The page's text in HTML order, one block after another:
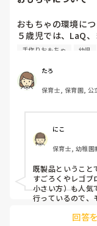
おもちゃの環境につ
５歳児では、LaQ
ラ、カードゲーム
は必要といったも
い。
れていますか？
手作りおもちゃ 幼児
たろ
保育士, 保育園, 公
にこ
保育士, 幼稚園
既製品ということ
すごろくやレゴブ
小さい方）も人気
行っているので、
回答